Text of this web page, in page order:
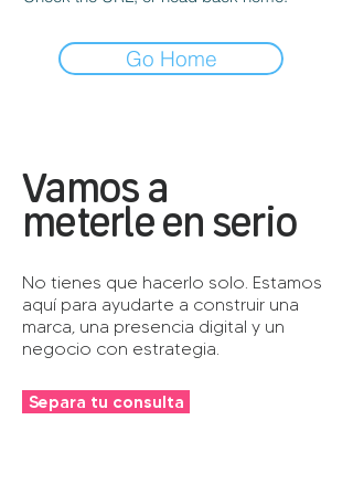
Go Home
Vamos a
meterle en serio
No tienes que hacerlo solo. Estamos
aquí para ayudarte a construir una
marca, una presencia digital y un
negocio con estrategia.
Separa tu consulta